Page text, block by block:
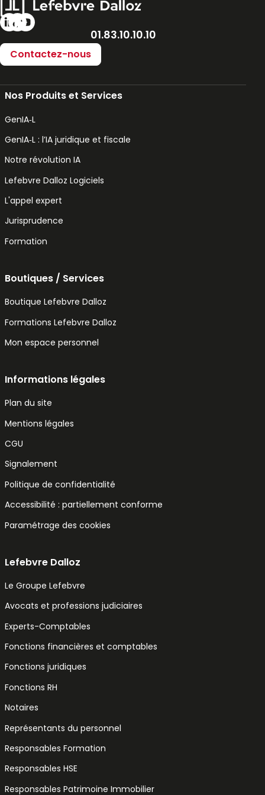
01.83.10.10.10
Contactez-nous
Nos Produits et Services
GenIA‑L
GenIA‑L : l’IA juridique et fiscale
Notre révolution IA
Lefebvre Dalloz Logiciels
L'appel expert
Jurisprudence
Formation
Boutiques / Services
Boutique Lefebvre Dalloz
Formations Lefebvre Dalloz
Mon espace personnel
Informations légales
Plan du site
Mentions légales
CGU
Signalement
Politique de confidentialité
Accessibilité : partiellement conforme
Paramétrage des cookies
Lefebvre Dalloz
Le Groupe Lefebvre
Avocats et professions judiciaires
Experts-Comptables
Fonctions financières et comptables
Fonctions juridiques
Fonctions RH
Notaires
Représentants du personnel
Responsables Formation
Responsables HSE
Responsables Patrimoine Immobilier